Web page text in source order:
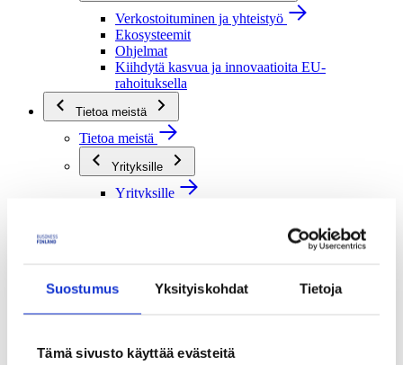
Suostumus Yksityiskohdat Tietoja
Tämä sivusto käyttää evästeitä
Verkostoituminen ja yhteistyö
Ekosysteemit
Ohjelmat
Kiihdytä kasvua ja innovaatioita EU-
rahoituksella
Tietoa meistä
Tietoa meistä
Yrityksille
Yrityksille
Tutkimusorganisaatioille
Verkostoitumispalvelut
Julkisille toimijoille